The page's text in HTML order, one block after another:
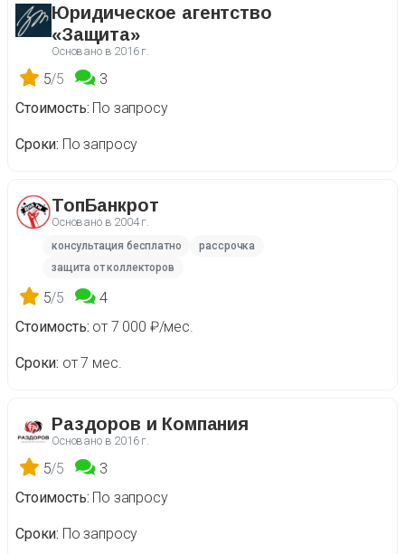
Юридическое агентство
«Защита»
Основано в 2016 г.
5/5
3
Стоимость По запросу
Сроки По запросу
ТопБанкрот
Основано в 2004 г.
консультация бесплатно
рассрочка
защита от коллекторов
5/5
4
Стоимость от 7 000 ₽/мес.
Сроки от 7 мес.
Раздоров и Компания
Основано в 2016 г.
5/5
3
Стоимость По запросу
Сроки По запросу